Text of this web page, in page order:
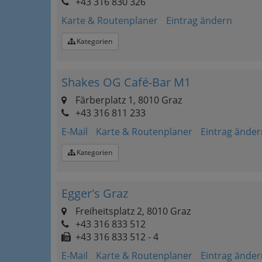
Karte & Routenplaner
Eintrag ändern
Kategorien
Shakes OG Café-Bar M1
Färberplatz 1, 8010 Graz
+43 316 811 233
E-Mail
Karte & Routenplaner Eintrag
Kategorien
Egger's Graz
Freiheitsplatz 2, 8010 Graz
+43 316 833 512
+43 316 833 512 - 4
E-Mail
Karte & Routenplaner Eintrag